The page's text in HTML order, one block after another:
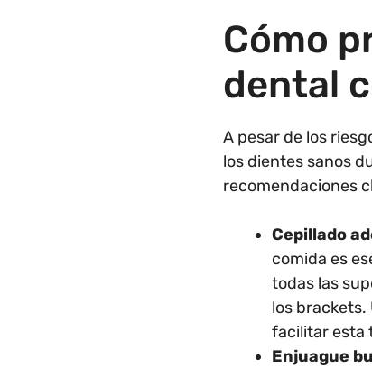
Cómo
dental
A pesar de los
los dientes sanos
recomendaciones
Cepillado
comida es
todas las
los
facilitar esta
Enjuague